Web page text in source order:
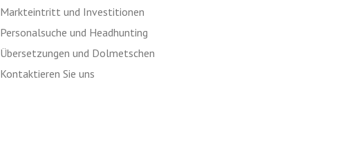
Markteintritt und Investitionen
Personalsuche und Headhunting
Übersetzungen und Dolmetschen
Kontaktieren Sie uns